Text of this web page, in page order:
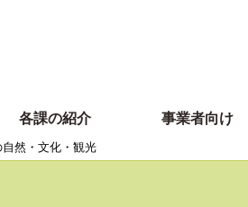
各課の紹介 事業者向け
自然・文化・観光